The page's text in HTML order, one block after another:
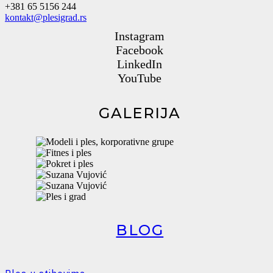
+381 65 5156 244
kontakt@plesigrad.rs
Instagram
Facebook
LinkedIn
YouTube
GALERIJA
BLOG